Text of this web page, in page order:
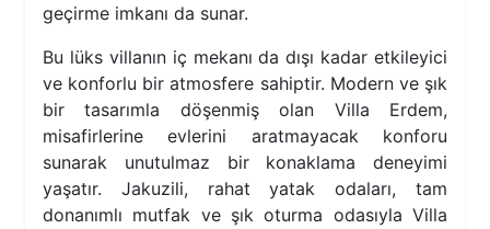
geçirme imkanı da sunar.
Bu lüks villanın iç mekanı da dışı kadar etkileyici
ve konforlu bir atmosfere sahiptir. Modern ve şık
bir tasarımla döşenmiş olan Villa Erdem,
misafirlerine evlerini aratmayacak konforu
sunarak unutulmaz bir konaklama deneyimi
yaşatır. Jakuzili, rahat yatak odaları, tam
donanımlı mutfak ve şık oturma odasıyla Villa